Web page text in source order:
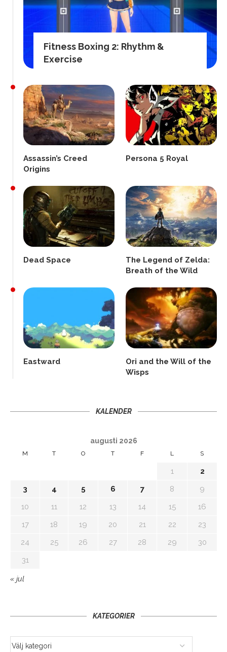
Fitness Boxing 2: Rhythm &
Exercise
Assassin’s Creed
Origins
Persona 5 Royal
Dead Space
The Legend of Zelda:
Breath of the Wild
Eastward
Ori and the Will of the
Wisps
KALENDER
augusti 2026
M T O T F L S
1
2
3
4 5 6 7 8
9
10
11 12 13 14 15
16
17
18 19 20 21 22
23
24
25 26 27 28 29
30
31
« jul
KATEGORIER